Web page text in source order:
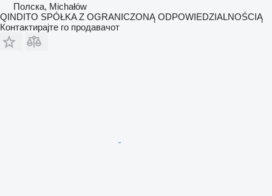
Полска, Michałów
QINDITO SPÓŁKA Z OGRANICZONĄ ODPOWIEDZIALNOŚCIĄ
Контактирајте го продавачот